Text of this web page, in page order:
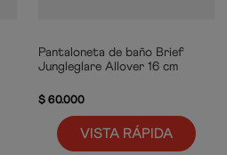
Pantaloneta de baño Brief
Jungleglare Allover 16 cm
$60.000
VISTA RÁPIDA